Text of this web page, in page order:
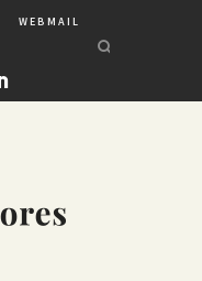
WEBMAIL